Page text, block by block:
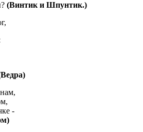
(Винтик и Шпунтик.)
-